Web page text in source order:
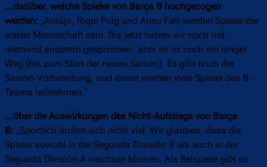
…darüber, welche Spieler von Barça B hochgezogen
werden: „Araújo, Riqui Puig und Ansu Fati werden Spieler der
ersten Mannschaft sein. Bis jetzt haben wir noch mit
niemand anderem gesprochen, aber es ist noch ein langer
Weg [bis zum Start der neuen Saison]. Es gibt noch die
Saison-Vorbereitung, und daran werden viele Spieler des B-
Teams teilnehmen.“
…über die Auswirkungen des Nicht-Aufstiegs von Barça
B: „Sportlich ändert sich nicht viel. Wir glauben, dass die
Spieler sowohl in der Segunda División B als auch in der
Segunda División A wachsen können. Als Beispiele gibt es